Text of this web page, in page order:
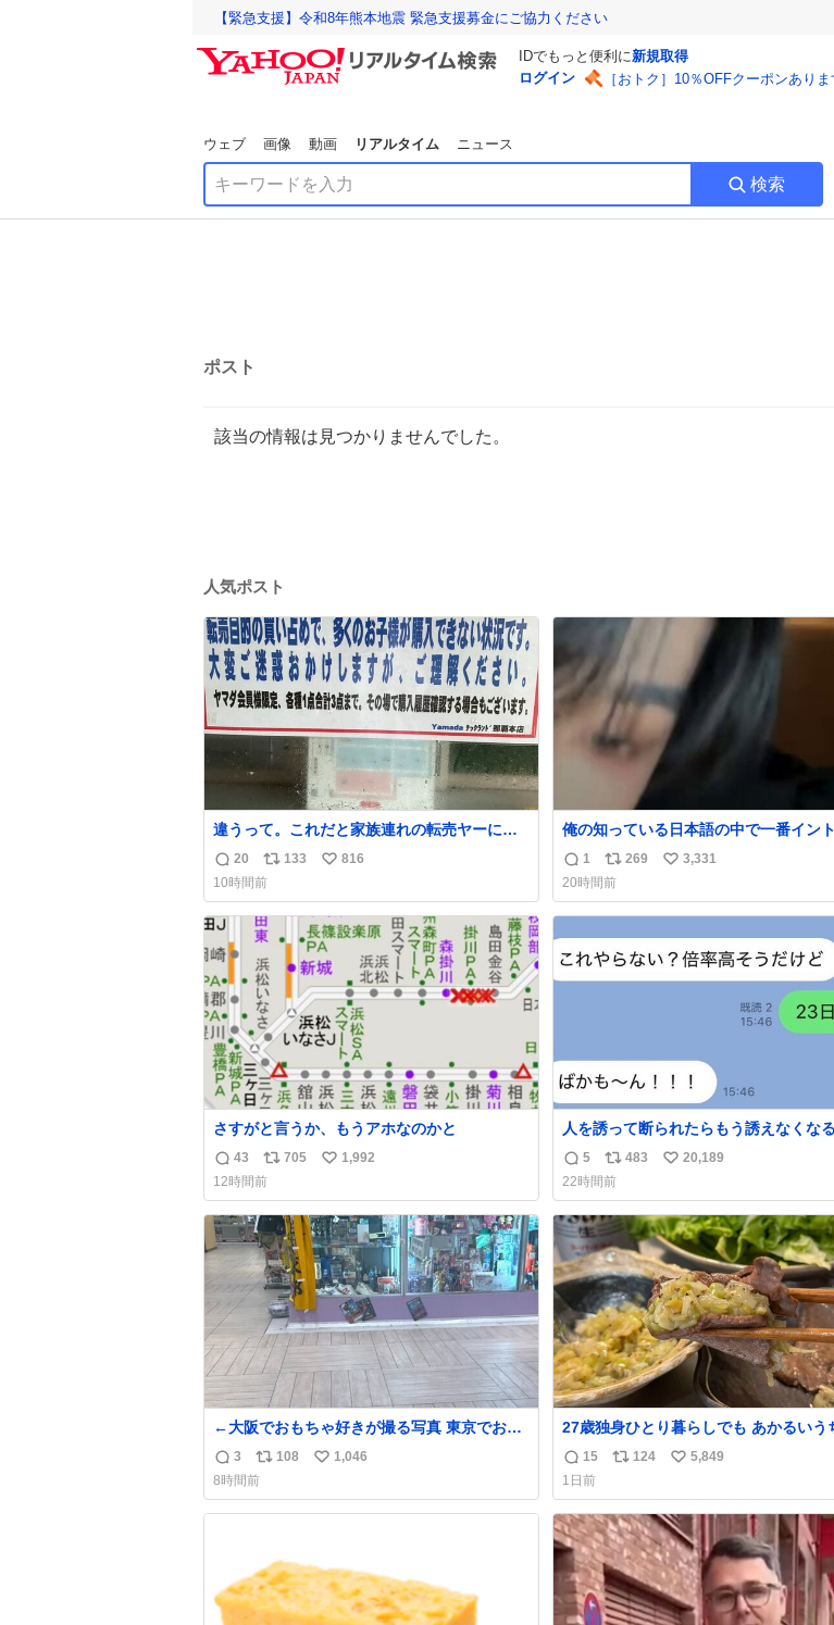
【緊急支援】令和8年熊本地震 緊急支援募金にご協力ください
IDでもっと便利に新規取得
ログイン
［おトク］10％OFFクーポンありま
ウェブ 画像 動画 リアルタイム ニュース
検索
ポスト
該当の情報は見つかりませんでした。
人気ポスト
違うって。これだと家族連れの転売ヤーに持
ってかれるだけ。 ポケカと同じで浅はかすぎ
る💦
返
信
数
20
リ
ポ
ス
ト
数
133
い
ね
数
816
10時間前
俺の知っている日本語の中で一番イン
ションが可愛い
返
信
数
1
リ
ポ
ス
ト
数
269
い
ね
数
3,331
20時間前
さすがと言うか、もうアホなのかと
返
信
数
43
リ
ポ
ス
ト
数
705
い
ね
数
1,992
12時間前
人を誘って断られたらもう誘えなくな
人、これ見て元気出してほしい
返
信
数
5
リ
ポ
ス
ト
数
483
い
ね
数
20,189
22時間前
←大阪でおもちゃ好きが撮る写真 東京でおも
ちゃ好きが撮る写真→
返
信
数
3
リ
ポ
ス
108
い
ね
1,046
8時間前
27歳独身ひとり暮らしでも あかるいう
呑みながらキッチンでひとり焼肉できて
わせだもん՞ o̴̶̷̥ ̫ o̴̶̷̥ ՞
返
信
数
15
リ
ス
ト
数
124
い
ね
数
5,849
1日前